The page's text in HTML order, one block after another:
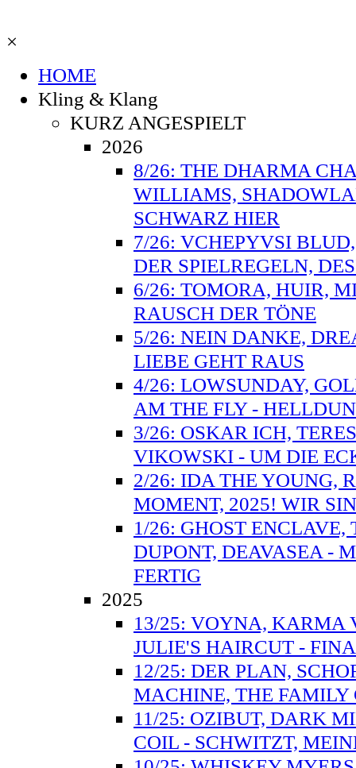
×
HOME
Kling & Klang
KURZ ANGESPIELT
2026
8/26: THE DHARMA
WILLIAMS,
SCHWARZ HIER
7/26: VCHEPYVSI
DER SPIELREGELN,
6/26: TOMORA, HUIR,
RAUSCH DER TÖNE
5/26: NEIN DANKE,
LIEBE GEHT RAUS
4/26: LOWSUNDAY,
AM THE FLY -
3/26: OSKAR ICH,
VIKOWSKI - UM DIE
2/26: IDA THE YOUNG,
MOMENT, 2025! WIR
1/26: GHOST
DUPONT, DEAVASEA -
FERTIG
2025
13/25: VOYNA, KARMA
JULIE'S HAIRCUT -
12/25: DER PLAN,
MACHINE, THE FAMILY
11/25: OZIBUT, DARK
COIL - SCHWITZT,